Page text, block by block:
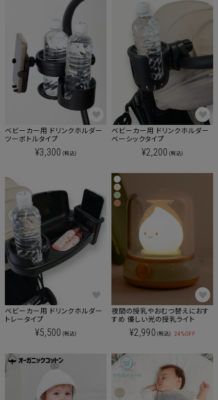
ベビーカー用 ドリンクホルダー
ツーボトルタイプ
¥3,300 (税込)
ベビーカー用 ドリンクホルダー
ベーシックタイプ
¥2,200 (税込)
ベビーカー用 ドリンクホルダー
トレータイプ
¥5,500 (税込)
夜間の授乳やおむつ替えにおす
すめ 優しい光の授乳ライト
¥2,990 (税込) 24%OFF